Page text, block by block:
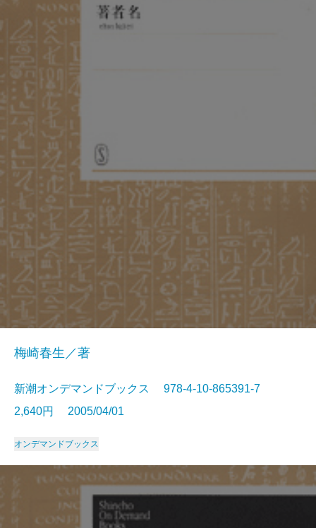
梅崎春生／著
新潮オンデマンドブックス 978-4-10-865391-7
2,640円 2005/04/01
オンデマンドブックス